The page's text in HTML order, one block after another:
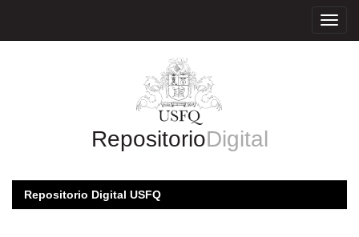
RepositorioDigital
Repositorio Digital USFQ